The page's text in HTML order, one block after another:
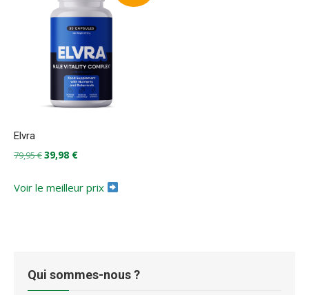
Elvra
79,95€Le
initial
39,98 €Le
actuel
Voir le meilleur prix
Qui sommes-nous ?